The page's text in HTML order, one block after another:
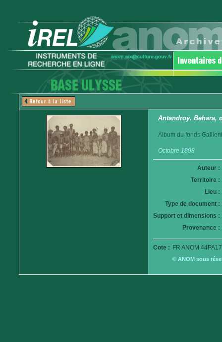
Antandroy. Behara,
Album du fonds
Octobre 1898
Auteur :
Territoire :
Lieu :
Type de document :
Support et dimensions :
Provenance :
Cote : FR ANOM
© ANOM sous